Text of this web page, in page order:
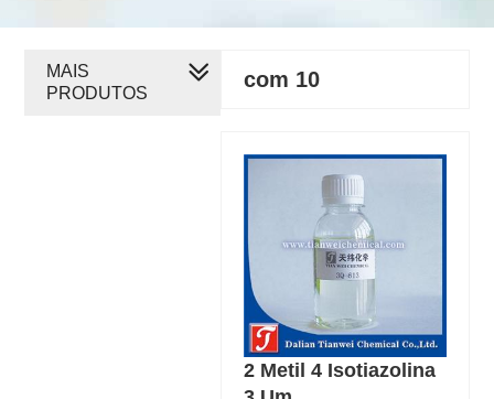
com 10
2 Metil 4 Isotiazolina
MAIS
PRODUTOS